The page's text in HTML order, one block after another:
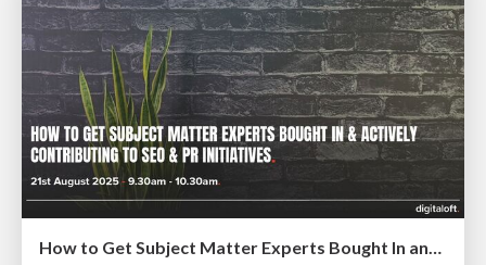
How to Get Subject Matter Experts Bought In and Actively Contributing to SEO & PR Initiatives.